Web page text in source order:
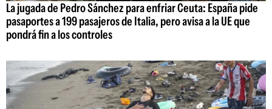
La jugada de Pedro Sánchez para enfriar Ceuta: España pide
pasaportes a 199 pasajeros de Italia, pero avisa a la UE que
pondrá fin a los controles